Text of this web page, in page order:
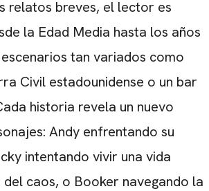
relatos breves, el lector es
la Edad Media hasta los años
tan variados como
Civil estadounidense o un bar
historia revela un nuevo
Andy enfrentando su
intentando vivir una vida
caos, o Booker navegando la